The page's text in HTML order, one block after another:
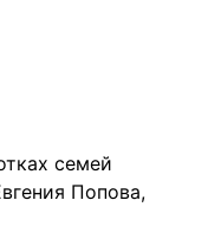
семей
Попова,